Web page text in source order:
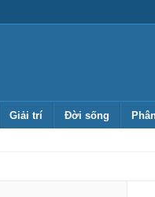
Giải trí Đời sống